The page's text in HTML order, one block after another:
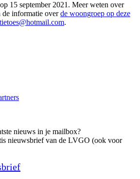
15 september 2021. Meer weten over
de informatie overde woongroep op deze
.
nieuws in je mailbox?
nieuwsbrief van de LVGO (ook voor